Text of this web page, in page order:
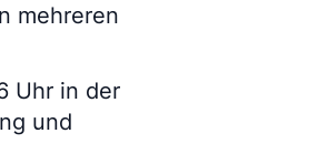
mehreren
Uhr in der
und